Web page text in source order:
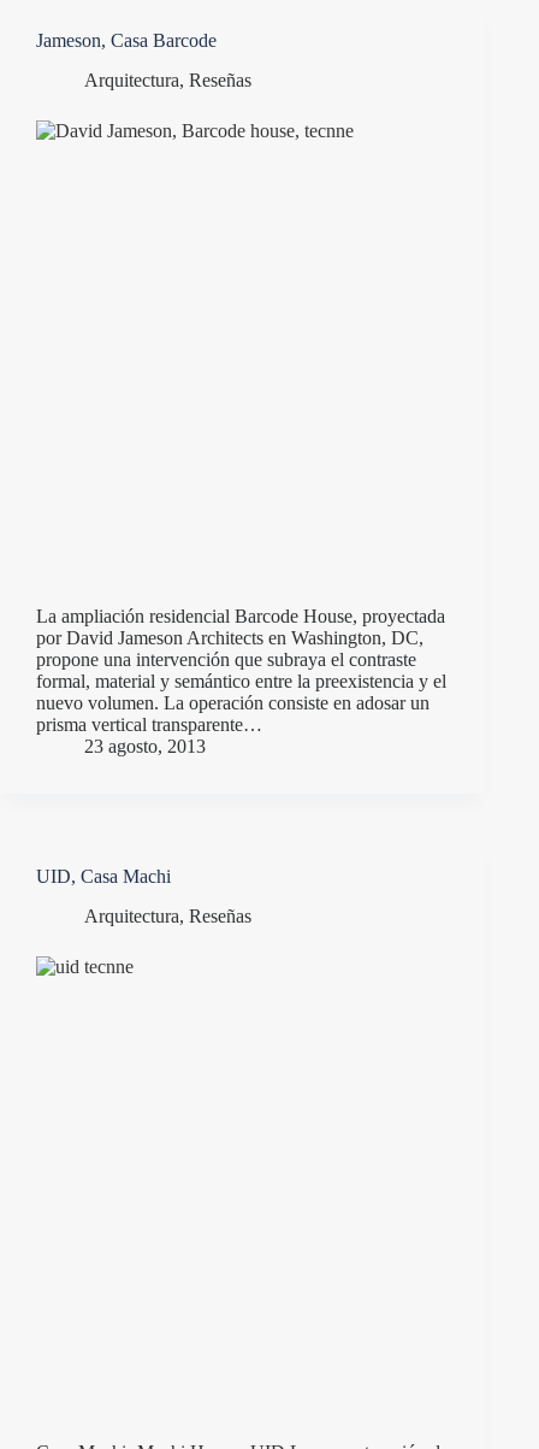
Jameson, Casa Barcode
Arquitectura, Reseñas
La ampliación residencial Barcode House, proyectada
por David Jameson Architects en Washington, DC,
propone una intervención que subraya el contraste
formal, material y semántico entre la preexistencia y el
nuevo volumen. La operación consiste en adosar un
prisma vertical transparente…
23 agosto, 2013
UID, Casa Machi
Arquitectura, Reseñas